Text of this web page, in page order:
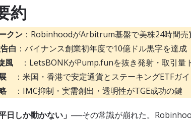
約
クン ：RobinhoodがArbitrum基盤で美株24時間売
白 ：バイナンス創業初年度で10億ドル黒字を達成
風 ：LetsBONKがPump.funを抜き発射・取引量
：米国・香港で安定通貨とステーキングETFガ
：IMC抑制・実需創出・透明性がTGE成功の鍵
日しか動かない」 ──その常識が崩れた。